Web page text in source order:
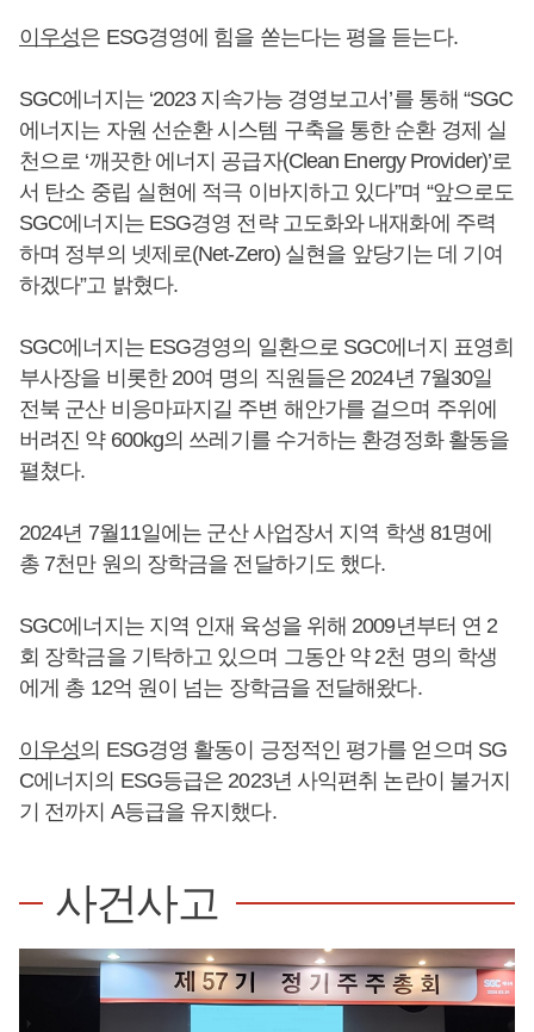
이우성은 ESG경영에 힘을 쏟는다는 평을 듣는다.
SGC에너지는 ‘2023 지속가능 경영보고서’를 통해 “SGC
에너지는 자원 선순환 시스템 구축을 통한 순환 경제 실
천으로 ‘깨끗한 에너지 공급자(Clean Energy Provider)’로
서 탄소 중립 실현에 적극 이바지하고 있다”며 “앞으로도
SGC에너지는 ESG경영 전략 고도화와 내재화에 주력
하며 정부의 넷제로(Net-Zero) 실현을 앞당기는 데 기여
하겠다”고 밝혔다.
SGC에너지는 ESG경영의 일환으로 SGC에너지 표영희
부사장을 비롯한 20여 명의 직원들은 2024년 7월30일
전북 군산 비응마파지길 주변 해안가를 걸으며 주위에
버려진 약 600kg의 쓰레기를 수거하는 환경정화 활동을
펼쳤다.
2024년 7월11일에는 군산 사업장서 지역 학생 81명에
총 7천만 원의 장학금을 전달하기도 했다.
SGC에너지는 지역 인재 육성을 위해 2009년부터 연 2
회 장학금을 기탁하고 있으며 그동안 약 2천 명의 학생
에게 총 12억 원이 넘는 장학금을 전달해왔다.
이우성의 ESG경영 활동이 긍정적인 평가를 얻으며 SG
C에너지의 ESG등급은 2023년 사익편취 논란이 불거지
기 전까지 A등급을 유지했다.
사건사고